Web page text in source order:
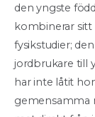
den yngste
kombinerar
fysikstudier;
jordbrukare till
har inte låtit
gemensamma